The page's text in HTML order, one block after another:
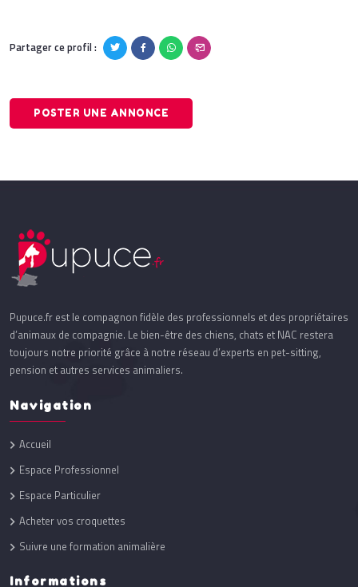
Partager ce profil :
POSTER UNE ANNONCE
Pupuce.fr est le compagnon fidèle des professionnels et des propriétaires
d’animaux de compagnie. Le bien-être des chiens, chats et NAC restera
toujours notre priorité grâce à notre réseau d’experts en pet-sitting,
pension et autres services animaliers.
Navigation
Accueil
Espace Professionnel
Espace Particulier
Acheter vos croquettes
Suivre une formation animalière
Informations